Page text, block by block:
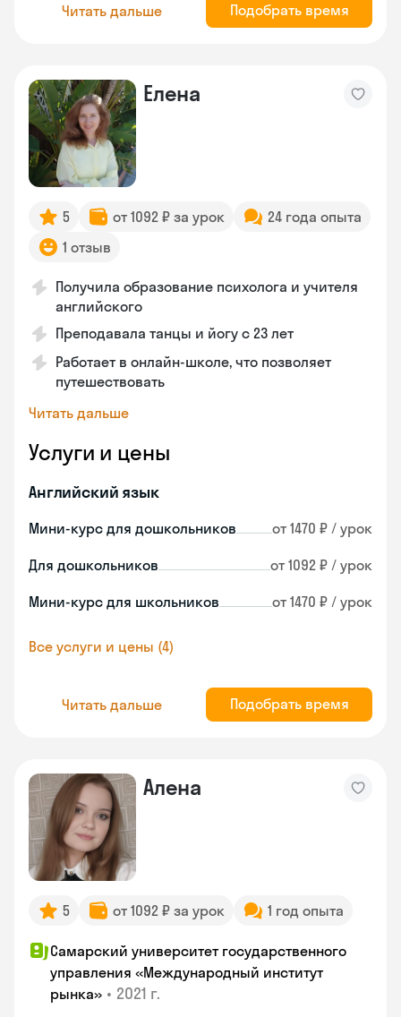
Читать дальше Подобрать время
Елена
5 от 1092 ₽ за урок
24 года опыта
1 отзыв
Получила образование психолога и учителя
английского
Преподавала танцы и йогу с 23 лет
Работает в онлайн-школе, что позволяет
путешествовать
Читать дальше
Услуги и цены
Английский язык
Мини-курс для дошкольников от 1470 ₽ / урок
Для дошкольников от 1092 ₽ / урок
Мини-курс для школьников от 1470 ₽ / урок
Все услуги и цены (4)
Читать дальше Подобрать время
Алена
5 от 1092 ₽ за урок 1 год опыта
Самарский университет государственного
управления «Международный институт
рынка» • 2021 г.